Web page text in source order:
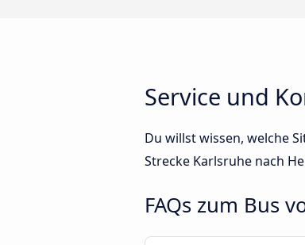
Service und
Du willst wissen, welche
Strecke Karlsruhe nach
FAQs zum Bus